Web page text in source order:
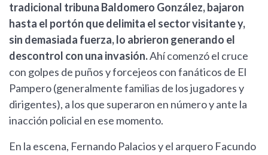
tradicional tribuna Baldomero González, bajaron
hasta el portón que delimita el sector visitante y,
sin demasiada fuerza, lo abrieron generando el
descontrol con una invasión.Ahí comenzó el cruce
con golpes de puños y forcejeos con fanáticos de El
Pampero (generalmente familias de los jugadores y
dirigentes), a los que superaron en número y ante la
inacción policial en ese momento.
En la escena, Fernando Palacios y el arquero Facundo